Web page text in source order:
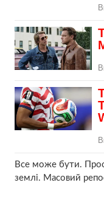
Все може бути.
землі. Масовий